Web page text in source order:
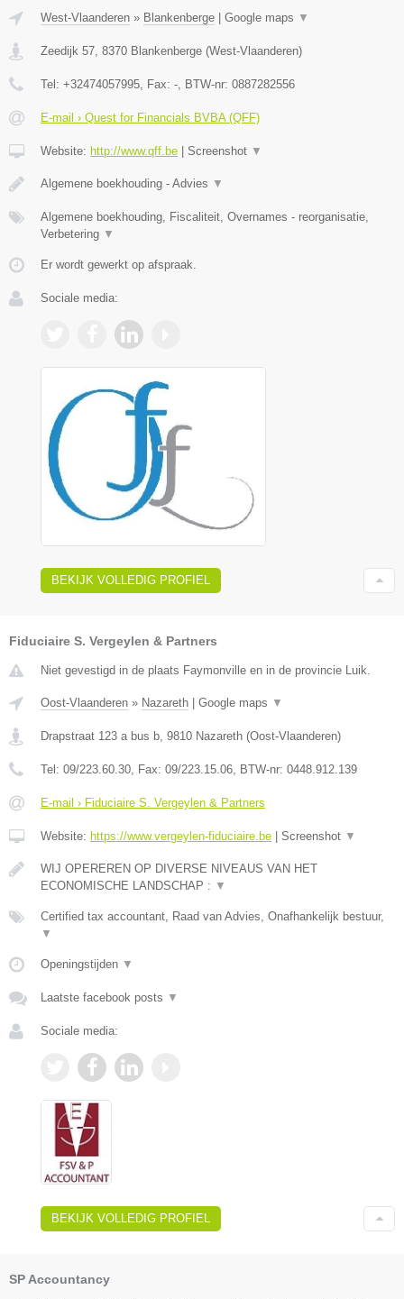
West-Vlaanderen » Blankenberge Google maps ▼
Zeedijk 57, 8370 Blankenberge (West-Vlaanderen)
Tel: +32474057995, Fax: -, BTW-nr: 0887282556
E-mail › Quest for Financials BVBA (QFF)
Website: http://www.qff.be Screenshot ▼
Algemene boekhouding - Advies ▼
Algemene boekhouding, Fiscaliteit, Overnames - reorganisatie,
Verbetering ▼
Er wordt gewerkt op afspraak.
Sociale media:
BEKIJK VOLLEDIG PROFIEL
Fiduciaire S. Vergeylen & Partners
Niet gevestigd in de plaats Faymonville en in de provincie Luik.
Oost-Vlaanderen » Nazareth Google maps ▼
Drapstraat 123 a bus b 9810 Nazareth (Oost-Vlaanderen)
Tel: 09/223.60.30 , Fax: 09/223.15.06 , BTW-nr: 0448.912.139
E-mail › Fiduciaire S. Vergeylen & Partners
Website: https://www.vergeylen-fiduciaire.be Screenshot ▼
WIJ OPEREREN OP DIVERSE NIVEAUS VAN HET
ECONOMISCHE LANDSCHAP : ▼
Certified tax accountant, Raad van Advies, Onafhankelijk bestuur,
▼
Openingstijden ▼
Laatste facebook posts ▼
Sociale media:
BEKIJK VOLLEDIG PROFIEL
SP Accountancy